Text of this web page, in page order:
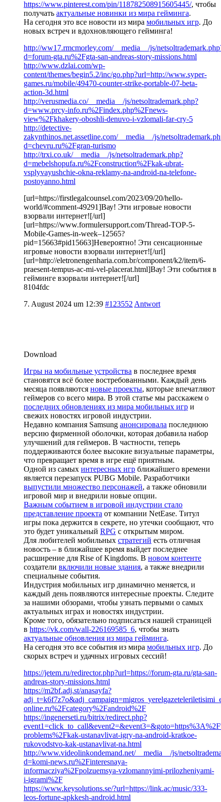
https://www.pinterest.com/pin/118782508915605445/, чтобы
получать актуальные новинки из мира гейминга.
На сегодня это все новости из мира мобильных игр. До
новых встреч и вдохновляющего гейминга!
http://ww17.rmcmorley.com/__media__/js/
d=forum-gta.ru%2Fgta-san-andreas-story-missions.html
http://www.dzlai.com/wp-
content/themes/begin5.2/inc/go.php?url=http://www.syper-
games.ru/mobile/49470-counter-strike-portable-07-beta-
action-3d.html
http://verusmedia.co/__media__/js/netsoltrademark.php?
d=www.prcy-info.ru%2Findex.php%2Fnews-
view%2Fkhakery-oboshli-denuvo-i-vzlomali-far-cry-5
http://detective-
zakynthinos.net.assetline.com/__media__/js/
d=chevru.ru%2Fgran-turismo
http://trxi.co.uk/__media__/js/netsoltrademark.php?
d=mebelshopufa.ru%2Fconstruction%2Fkak-ubrat-
vsplyvayushchie-okna-reklamy-na-android-na-telefone-
postoyanno.html
[url=https://firstlegalcounsel.com/2023/09/20/hello-
world/#comment-49291]Вау! Эти игровые новости
взорвали интернет![/url]
[url=https://www.formulersupport.com/Thread-TOP-5-
Mobile-Games-in-week–12565?
pid=15663#pid15663]Невероятно! Эти сенсационные
игровые новости взорвали интернет![/url]
[url=http://eletronengenharia.com.br/component/k2/item/6-
praesent-tempus-ac-mi-vel-placerat.html]Вау! Эти события в
гейминге взорвали интернет![/url]
8104fdc
7. August 2024 um 12:39 #123552 Antwort
Download
Игры на мобильные устройства в последнее время
становятся всё более востребованными. Каждый день
месяца появляются новые проекты, которые впечатляют
геймеров со всего мира. В этой статье мы расскажем о
последних обновлениях из мира мобильных игр и
свежих новостях игровой индустрии.
Недавно компания Samsung анонсировала последнюю
версию фирменной оболочки, которая добавила набор
улучшений для геймеров. В частности, теперь
поддерживаются более высокие визуальные параметры,
что превращает время в игре ещё приятным.
Одной из самых интересных игр ближайшего времени
является перезапуск PUBG Mobile. Разработчики
выпустили множество персонажей, а также обновили
игровой мир и внедрили новые опции.
Важным событием в игровой индустрии стало
представление проекта от компании NetEase. Титул
игры пока держится в секрете, но утечки сообщают, что
это будет уникальный RPG с открытым миром.
Для любителей мобильных стратегий есть отличная
новость – в ближайшее время выйдет последнее
расширение для Rise of Kingdoms. В новом контенте
создатели включили новые здания, а также внедрили
специальные события.
Индустрия мобильных игр динамично меняется, и
каждый день появляются интересные проекты. Следите
за нашими обзорами, чтобы узнать первыми о самых
актуальных играх и новостях индустрии.
Кроме того, обязательно подписаться нашей страницей
в https://vk.com/wall-226169585_6, чтобы знать
актуальные обновления из мира гейминга.
На сегодня это все события из мира мобильных игр. До
скорых встреч и удачных игровых сессий!
https://jetem.ru/redirector.php?url=https://forum-gta.ru/gta-san-
andreas-story-missions.html
https://m2bf.adj.st/anasayfa?
online.ru%2Fcategory%2Fandroid%2F
https://ingenerseti.ru/bitrix/redirect.php?
problems%2Fkak-ustanavlivat-igry-na-android-kratkoe-
rukovodstvo-kak-ustanavlivat-na.html
http://www.videolinkondemand.net/__media__/js/
d=komi-news.ru%2Finteresnaya-
informacziya%2Fpolzuemsya-vzlomannyimi-prilozheniyami-
i-igrami%2F
https://www.keysolutions.se/?url=https://link.ac/music/333-
leos-fortune-apkkesh-android.html